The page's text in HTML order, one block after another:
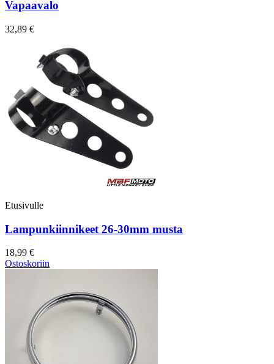
Vapaavalo
32,89 €
Etusivulle
Lampunkiinnikeet 26-30mm musta
18,99 €
Ostoskoriin